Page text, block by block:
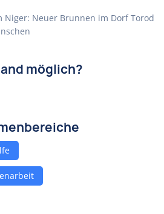
Niger: Neuer Brunnen im Dorf Torod
möglich?